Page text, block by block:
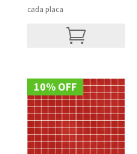
R$ 39,90.
cada placa
10% OFF